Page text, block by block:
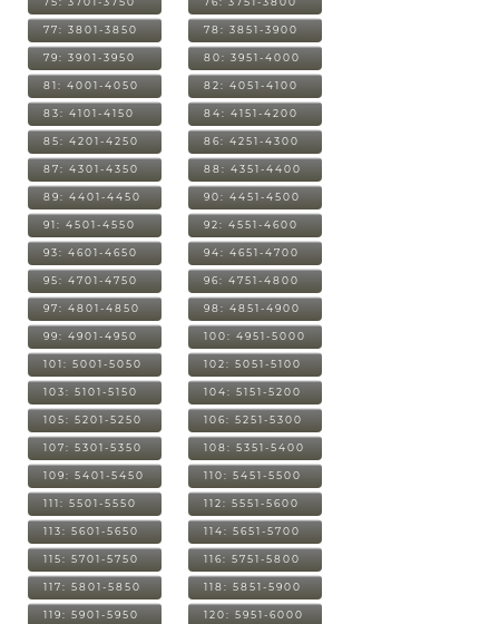
77: 3801-3850 78: 3851-3900
79: 3901-3950 80: 3951-4000
81: 4001-4050 82: 4051-4100
83: 4101-4150 84: 4151-4200
85: 4201-4250 86: 4251-4300
87: 4301-4350 88: 4351-4400
89: 4401-4450 90: 4451-4500
91: 4501-4550 92: 4551-4600
93: 4601-4650 94: 4651-4700
95: 4701-4750 96: 4751-4800
97: 4801-4850 98: 4851-4900
99: 4901-4950 100: 4951-5000
101: 5001-5050 102: 5051-5100
103: 5101-5150 104: 5151-5200
105: 5201-5250 106: 5251-5300
107: 5301-5350 108: 5351-5400
109: 5401-5450 110: 5451-5500
111: 5501-5550 112: 5551-5600
113: 5601-5650 114: 5651-5700
115: 5701-5750 116: 5751-5800
117: 5801-5850 118: 5851-5900
119: 5901-5950 120: 5951-6000